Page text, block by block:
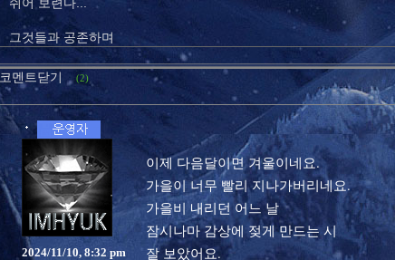
그것들과 공존하며
코멘트닫기 (2)
2024/11/10, 8:32 pm
이제 다음달이면 겨울이네요.
가을이 너무 빨리 지나가버리네요.
가을비 내리던 어느 날
잠시나마 감상에 젖게 만드는 시
잘 보았어요.